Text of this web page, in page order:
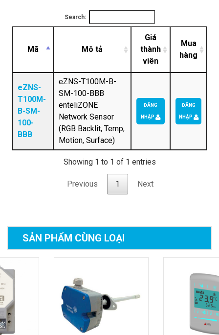
Search:
Mã Mô tả
Giá
thành
viên
Mua
hàng
eZNS-
T100M-
B-SM-
100-
BBB
eZNS-T100M-B-
SM-100-BBB
enteliZONE
Network Sensor
(RGB Backlit, Temp,
Motion, Surface)
ĐĂNG
NHẬP
ĐĂNG
NHẬP
Showing 1 to 1 of 1 entries
Previous 1 Next
SẢN PHẨM CÙNG LOẠI